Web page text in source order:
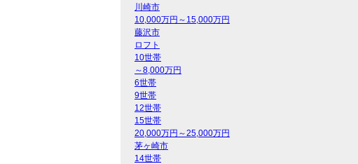
川崎市
10,000万円～15,000万円
藤沢市
ロフト
10世帯
～8,000万円
6世帯
9世帯
12世帯
15世帯
20,000万円～25,000万円
茅ヶ崎市
14世帯